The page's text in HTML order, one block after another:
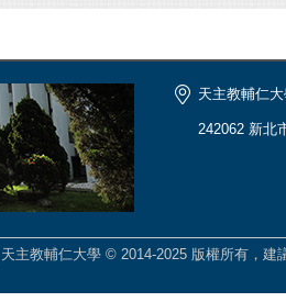
天主教輔仁
242062 新北
| 天主教輔仁大學 © 2014-2025 版權所有，